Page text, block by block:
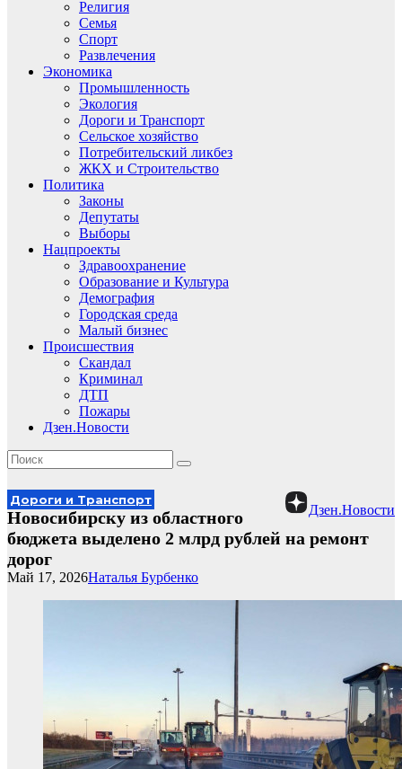
Религия
Семья
Спорт
Развлечения
Экономика
Промышленность
Экология
Дороги и Транспорт
Сельское хозяйство
Потребительский ликбез
ЖКХ и Строительство
Политика
Законы
Депутаты
Выборы
Нацпроекты
Здравоохранение
Образование и Культура
Демография
Городская среда
Малый бизнес
Происшествия
Скандал
Криминал
ДТП
Пожары
Дзен.Новости
Дзен.Новости
Дороги и Транспорт
Новосибирску из областного
бюджета выделено 2 млрд рублей на ремонт
дорог
Наталья Бурбенко
Май 17, 2026